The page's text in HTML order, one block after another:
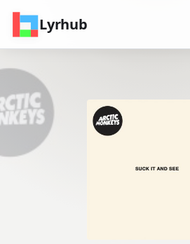
Lyrhub